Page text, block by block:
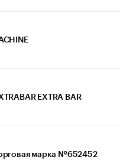
EXTRA BAR
марка №652452